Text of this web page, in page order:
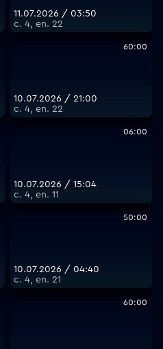
11.07.2026 / 03:50
с. 4, еп. 22
60:00
10.07.2026 / 21:00
с. 4, еп. 22
06:00
10.07.2026 / 15:04
с. 4, еп. 11
50:00
10.07.2026 / 04:40
с. 4, еп. 21
60:00